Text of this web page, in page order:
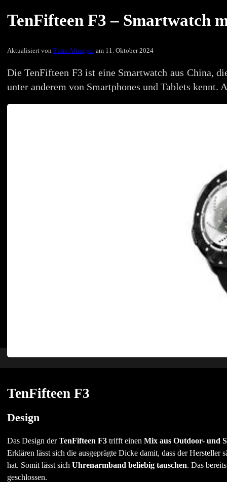
TenFifteen F3 – Smartwatch
Aktualisiert von Timo Altmeyeram 11. Oktober 2024
Die TenFifteen F3 ist eine Smartwatch aus China,
unter anderem von Smartphones und Tablets
TenFifteen F3
Design
Das Design derTenFifteen F3trifft einen Mix aus Outdoor- und
Erklären lässt sich die ausgeprägte Dicke damit, dass der
hat. Somit lässt sich Uhrenarmband beliebig tauschen. Das
geschlossen.